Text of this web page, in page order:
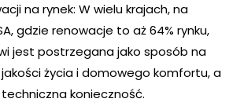
na rynek: W wielu krajach, na
gdzie renowacje to aż 64% rynku,
jest postrzegana jako sposób na
życia i domowego komfortu, a
konieczność.